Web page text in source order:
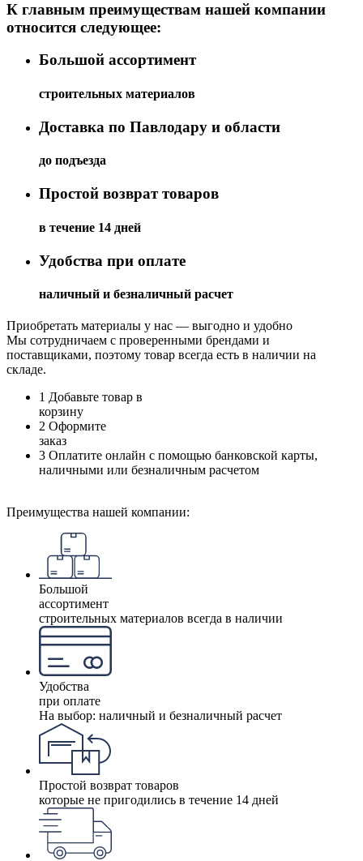
К главным преимуществам нашей компании
относится следующее:
Большой ассортимент
строительных материалов
Доставка по Павлодару и области
до подъезда
Простой возврат товаров
в течение 14 дней
Удобства при оплате
наличный и безналичный расчет
Приобретать материалы у нас — выгодно и удобно
Мы сотрудничаем с проверенными брендами и
поставщиками, поэтому товар всегда есть в наличии на
складе.
1 Добавьте товар в
корзину
2 Оформите
заказ
3 Оплатите онлайн с помощью банковской карты,
наличными или безналичным расчетом
Преимущества нашей компании:
Большой
ассортимент
строительных материалов всегда в наличии
Удобства
при оплате
На выбор: наличный и безналичный расчет
Простой возврат товаров
которые не пригодились в течение 14 дней